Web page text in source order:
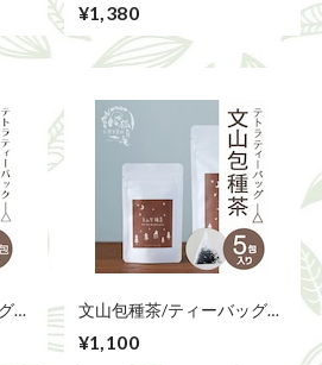
¥1,380
グ
文山包種茶/ティーバッグ
¥1,100